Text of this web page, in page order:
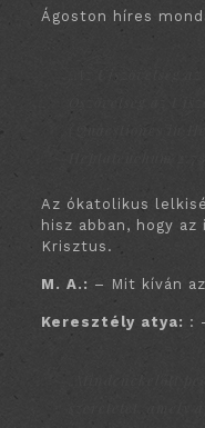
Ágoston híres
„Az Újszövetség
Az ókatolikus
hisz abban, hogy
Krisztus.
M. A.: – Mit kíván
Keresztély atya: :